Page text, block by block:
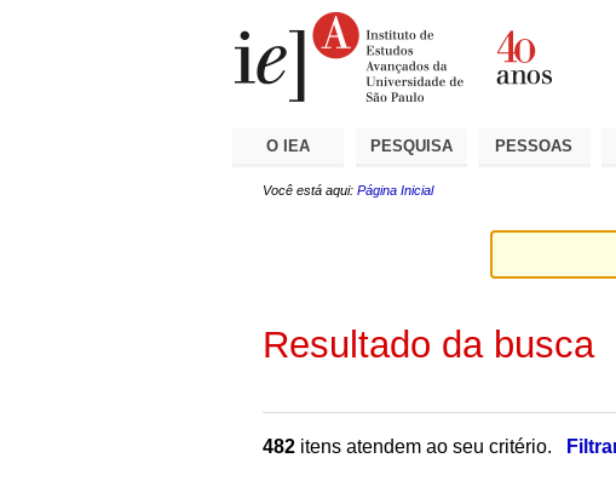
O IEA PESQUISA PESSOAS
Você está aqui: Página Inicial
Resultado da busca
482 itens atendem ao seu critério.